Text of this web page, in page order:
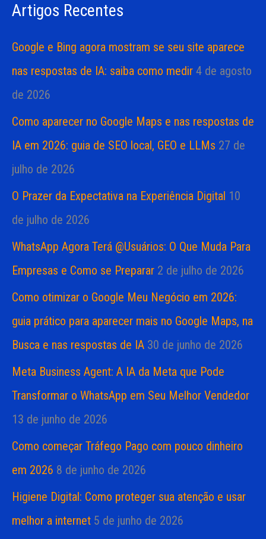
a
r
o
sArtigos Recentes
Google e Bing agora mostram se seu site aparece
nas respostas de IA: saiba como medir 4 de agosto
de 2026
Como aparecer no Google Maps e nas respostas de
IA em 2026: guia de SEO local, GEO e LLMs 27 de
julho de 2026
O Prazer da Expectativa na Experiência Digital 10
de julho de 2026
WhatsApp Agora Terá @Usuários: O Que Muda Para
Empresas e Como se Preparar 2 de julho de 2026
Como otimizar o Google Meu Negócio em 2026:
guia prático para aparecer mais no Google Maps, na
Busca e nas respostas de IA 30 de junho de 2026
Meta Business Agent: A IA da Meta que Pode
Transformar o WhatsApp em Seu Melhor Vendedor
13 de junho de 2026
Como começar Tráfego Pago com pouco dinheiro
em 2026 8 de junho de 2026
Higiene Digital: Como proteger sua atenção e usar
melhor a internet 5 de junho de 2026